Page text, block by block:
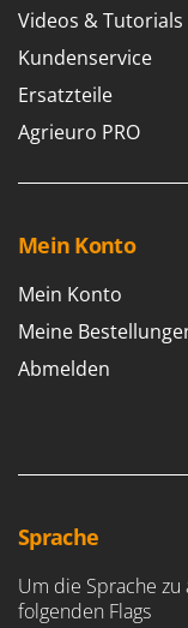
Weitere
Wippsägen
Wurstfüller
Z
Zinkeneggen
Linea VZ
Lisam
Lotusgrill
M
M.A.I.BO.
Macom
Macte Ovens
Makita
Marina
Mastercook
McCulloch
MCH
Videos & Tutorials
Kundenservice
Ersatzteile
Agrieuro PRO
Mein Konto
Mein Konto
Meine
Abmelden
Sprache
Um die Sprache
folgenden Flags